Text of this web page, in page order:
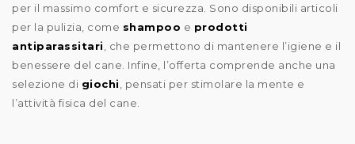
per il massimo comfort e sicurezza. Sono disponibili articoli
per la pulizia, come shampoo e prodotti
antiparassitari , che permettono di mantenere l’igiene e il
benessere del cane. Infine, l’offerta comprende anche una
selezione di giochi , pensati per stimolare la mente e
l’attività fisica del cane.